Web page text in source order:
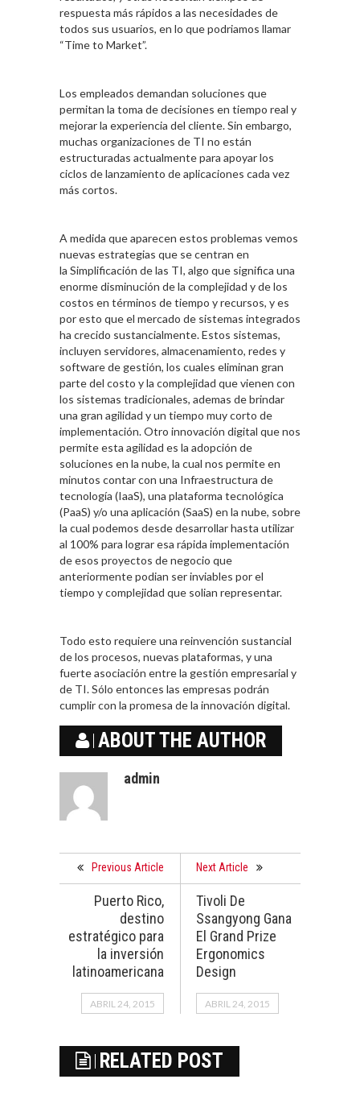
respuesta más rápidos a las necesidades de
todos sus usuarios, en lo que podriamos llamar
“Time to Market”.
Los empleados demandan soluciones que
permitan la toma de decisiones en tiempo real y
mejorar la experiencia del cliente. Sin embargo,
muchas organizaciones de TI no están
estructuradas actualmente para apoyar los
ciclos de lanzamiento de aplicaciones cada vez
más cortos.
A medida que aparecen estos problemas vemos
nuevas estrategias que se centran en
la Simplificación de las TI, algo que significa una
enorme disminución de la complejidad y de los
costos en términos de tiempo y recursos, y es
por esto que el mercado de sistemas integrados
ha crecido sustancialmente. Estos sistemas,
incluyen servidores, almacenamiento, redes y
software de gestión, los cuales eliminan gran
parte del costo y la complejidad que vienen con
los sistemas tradicionales, ademas de brindar
una gran agilidad y un tiempo muy corto de
implementación. Otro innovación digital que nos
permite esta agilidad es la adopción de
soluciones en la nube, la cual nos permite en
minutos contar con una Infraestructura de
tecnología (IaaS), una plataforma tecnológica
(PaaS) y/o una aplicación (SaaS) en la nube, sobre
la cual podemos desde desarrollar hasta utilizar
al 100% para lograr esa rápida implementación
de esos proyectos de negocio que
anteriormente podian ser inviables por el
tiempo y complejidad que solian representar.
Todo esto requiere una reinvención sustancial
de los procesos, nuevas plataformas, y una
fuerte asociación entre la gestión empresarial y
de TI. Sólo entonces las empresas podrán
cumplir con la promesa de la innovación digital.
ABOUT THE AUTHOR
admin
Previous Article
Puerto Rico,
destino
estratégico para
la inversión
latinoamericana
ABRIL 24, 2015
Next Article
Tivoli De
Ssangyong Gana
El Grand Prize
Ergonomics
Design
ABRIL 24, 2015
RELATED POST